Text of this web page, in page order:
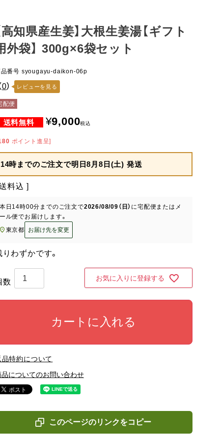
高知県産生姜】大根生姜湯【ギフト
外袋】 300g×6袋セット
番号 syougayu-daikon-06p
0） レビューを見る
配便
¥9,000税込
ポイント進呈]
14時までのご注文で明日8月8日(土) 発送
料込
日 14時00分 までのご注文で2026/08/09（日） に宅配便またはメ
ル便でお届けします。
東京都
お届け先を変更
りわずかです。
お気に入りに登録する
カートに入れる
品特約について
品についてのお問い合わせ
このページのリンクをコピー